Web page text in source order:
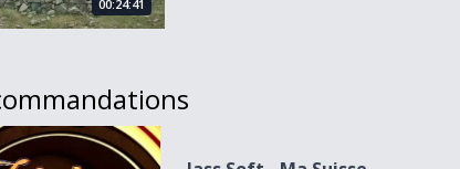
00:24:41
- Ma Suisse